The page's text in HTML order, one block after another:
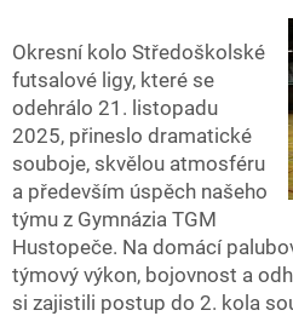
Okresní kolo Středoškolské
futsalové ligy, které se
odehrálo 21. listopadu
2025, přineslo dramatické
souboje, skvělou atmosféru
a především úspěch našeho
týmu z Gymnázia TGM
Hustopeče. Na domácí
týmový výkon, bojovnost a
si zajistili postup do 2. kola